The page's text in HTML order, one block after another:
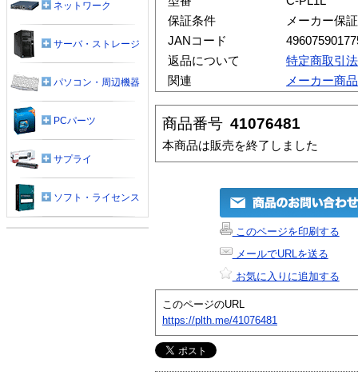
保証条件
メーカー保証
JANコード
返品について
特定商取引
関連
メーカー商
商品番号 41076481
本商品は販売を終了しました
このページを印刷する
メールでURLを送る
お気に入りに追加する
このページのURL
https://plth.me/41076481
ネットワーク
サーバ・ストレージ
パソコン・周辺機器
PCパーツ
サプライ
ソフト・ライセンス